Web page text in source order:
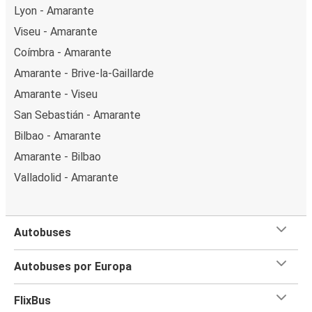
Lyon - Amarante
Viseu - Amarante
Coímbra - Amarante
Amarante - Brive-la-Gaillarde
Amarante - Viseu
San Sebastián - Amarante
Bilbao - Amarante
Amarante - Bilbao
Valladolid - Amarante
Autobuses
Autobuses por Europa
FlixBus